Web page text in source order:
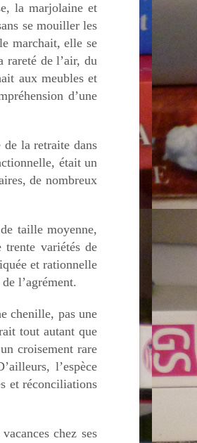
la marjolaine et
se mouiller les
marchait, elle se
rareté de l’air, du
aux meubles et
d’une
de la retraite dans
était un
de nombreux
taille moyenne,
variétés de
et rationnelle
l’agrément.
chenille, pas une
tout autant que
croisement rare
l’espèce
et réconciliations
chez ses